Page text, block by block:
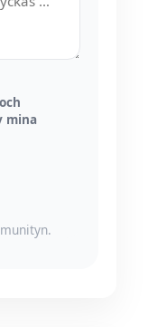
och
mina